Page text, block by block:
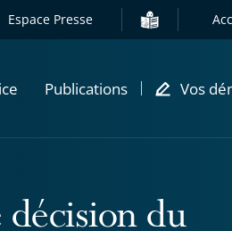
Espace Presse
Publications Vos
décision du